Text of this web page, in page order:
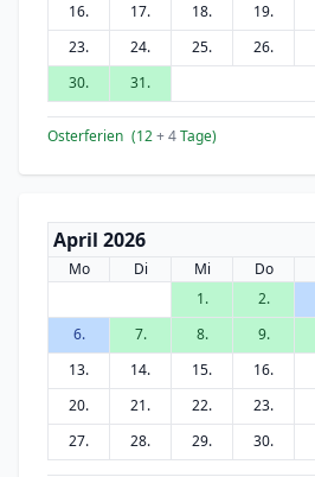
16.
17. 18. 19.
23.
24. 25. 26.
30.
31.
Osterferien (12+ 4Tage)
April 2026
Mo Di Mi Do
1.
2.
6.
7. 8. 9.
13.
14. 15. 16.
20.
21. 22. 23.
27.
28. 29. 30.